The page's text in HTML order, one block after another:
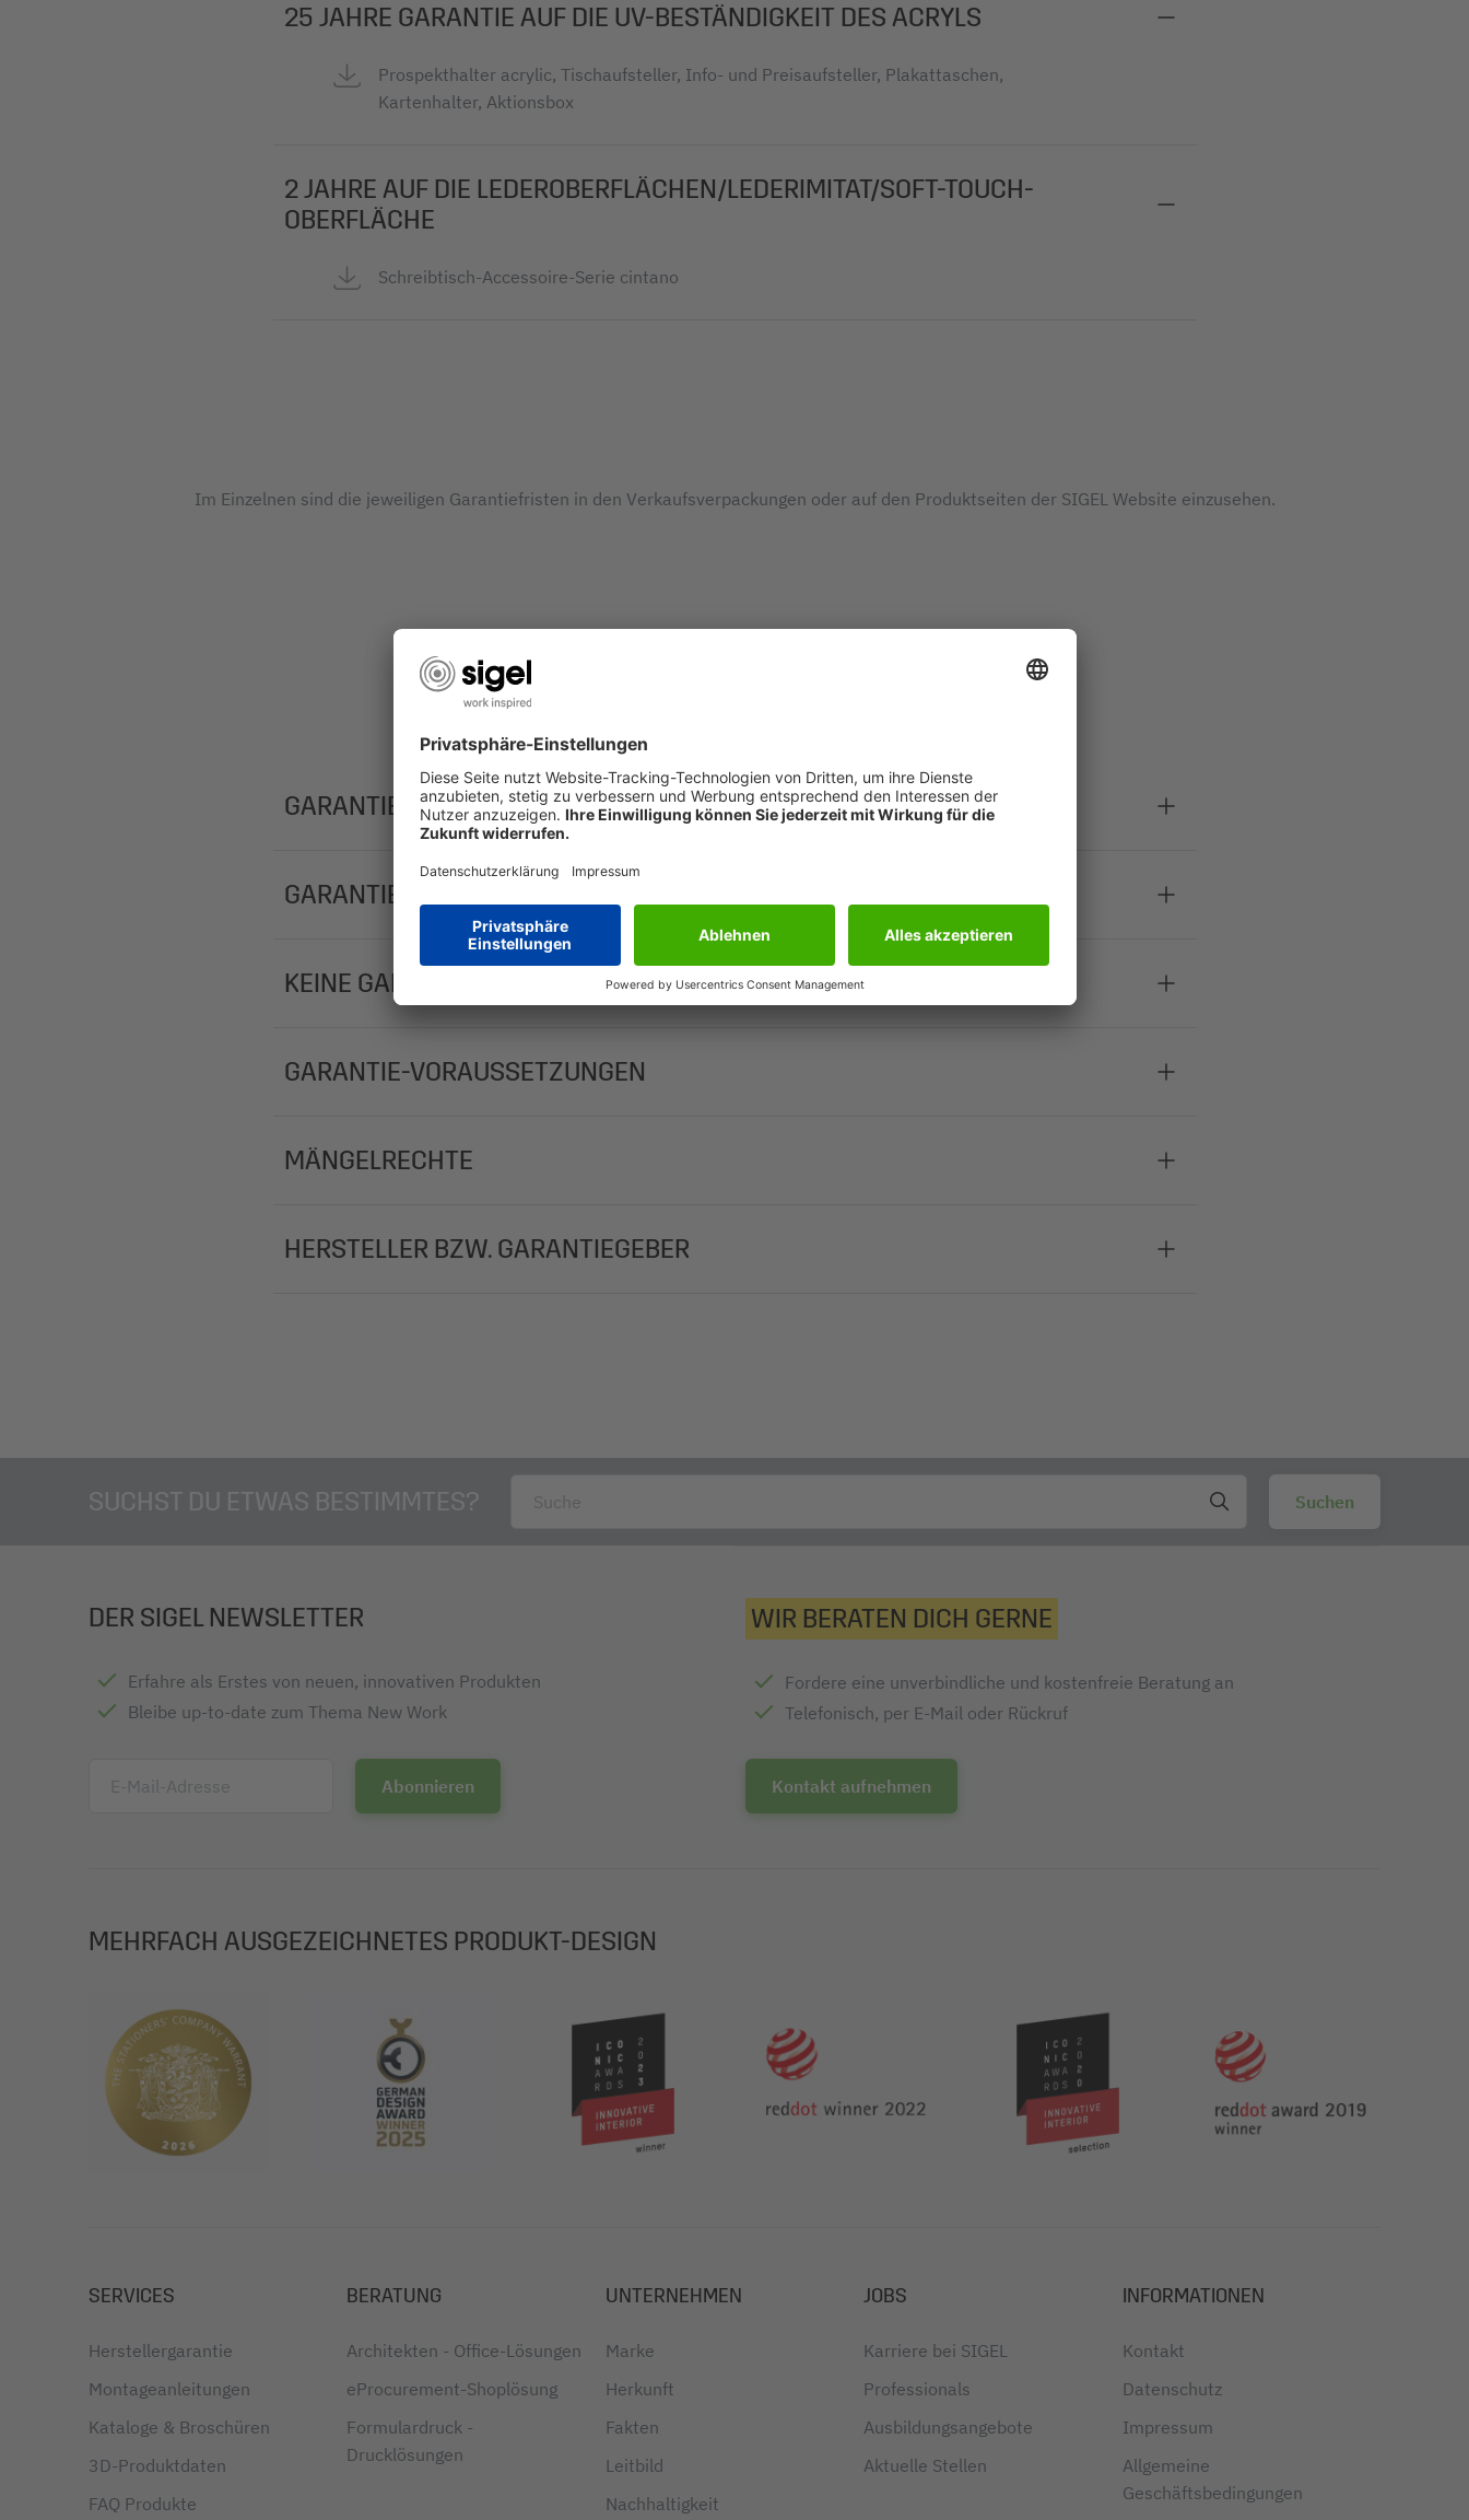
25 JAHRE GARANTIE AUF DIE UV-BESTÄNDIGKEIT DES ACRYLS
Prospekthalter acrylic, Tischaufsteller, Info- und Preisaufsteller, Plakattaschen,
Kartenhalter, Aktionsbox
2 JAHRE AUF DIE LEDEROBERFLÄCHEN/LEDERIMITAT/SOFT-TOUCH-
OBERFLÄCHE
Schreibtisch-Accessoire-Serie cintano
Im Einzelnen sind die jeweiligen Garantiefristen in den Verkaufsverpackungen oder auf den Produktseiten der SIGEL Website einzusehen.
GARANTIEZEIT
GARANTIESCHUTZ
KEINE GARANTIE
GARANTIE-VORAUSSETZUNGEN
MÄNGELRECHTE
HERSTELLER BZW. GARANTIEGEBER
SUCHST DU ETWAS BESTIMMTES?
DER SIGEL NEWSLETTER
Erfahre als Erstes von neuen, innovativen Produkten
Bleibe up-to-date zum Thema New Work
E-Mail-Adresse
WIR BERATEN DICH GERNE
Fordere eine unverbindliche und kostenfreie Beratung an
Telefonisch, per E-Mail oder Rückruf
Kontakt aufnehmen
MEHRFACH AUSGEZEICHNETES PRODUKT-DESIGN
SERVICES
Herstellergarantie
Montageanleitungen
Kataloge & Broschüren
3D-Produktdaten
FAQ Produkte
BERATUNG
Architekten - Office-Lösungen
eProcurement-Shoplösung
Formulardruck -
Drucklösungen
UNTERNEHMEN
Marke
Herkunft
Fakten
Leitbild
Nachhaltigkeit
JOBS
Karriere bei SIGEL
Professionals
Ausbildungsangebote
Aktuelle Stellen
INFORMATIONEN
Kontakt
Datenschutz
Impressum
Allgemeine
Geschäftsbedingungen